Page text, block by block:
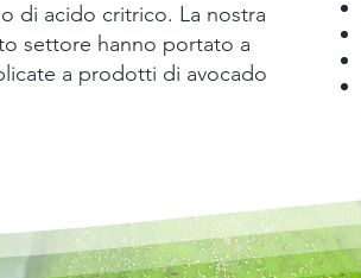
di acido critrico. La nostra
settore hanno portato a
a prodotti di avocado